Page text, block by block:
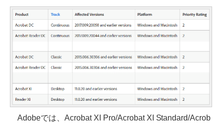
Adobeでは、Acrobat XI Pro/Acrobat XI Standard/Acrob